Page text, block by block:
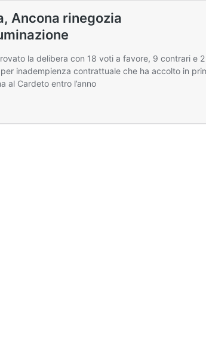
Ancona rinegozia
la delibera con 18 voti a favore, 9 contrari
inadempienza contrattuale che ha accolto in
al Cardeto entro l’anno